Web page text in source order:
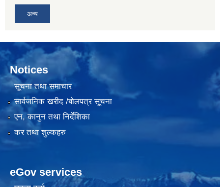
अन्य
Notices
सूचना तथा समाचार
सार्वजनिक खरीद /बोलपत्र सूचना
एन, कानुन तथा निर्देशिका
कर तथा शुल्कहरु
eGov services